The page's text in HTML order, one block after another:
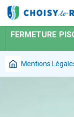
FERMETURE
-En
Mentions